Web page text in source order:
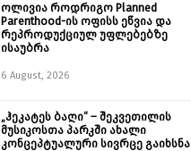
ოლივია როდრიგო Planned
Parenthood-ის ოფისს ეწვია და
რეპროდუქციულ უფლებებზე
ისაუბრა
6 August, 2026
„ჰეკატეს ბაღი“ – შეკვეთილის
მუსიკოსთა პარკში ახალი
კონცეპტუალური სივრცე გაიხსნა ￼